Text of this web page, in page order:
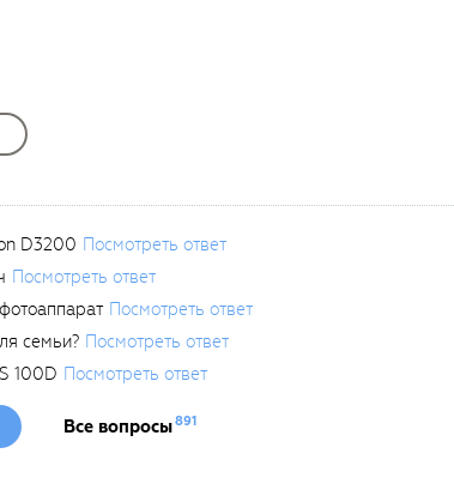
D3200 Посмотреть ответ
Посмотреть ответ
Посмотреть ответ
семьи? Посмотреть ответ
100D Посмотреть ответ
Все вопросы891